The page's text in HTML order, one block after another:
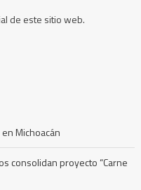
de este sitio web.
Michoacán
consolidan proyecto “Carne